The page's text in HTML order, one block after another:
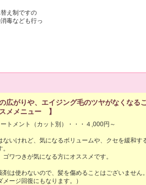
え制ですの
毒なども行っ
広がりや、エイジング毛のツヤがなくなる
メメニュー 】
トメント（カット別）・・・４,000円～
ないけれど、気になるボリュームや、クセを緩和す
ワつきが気になる方にオススメです。
剤は使わないので、髪を傷めることはございません
ージ回復にもなります。）